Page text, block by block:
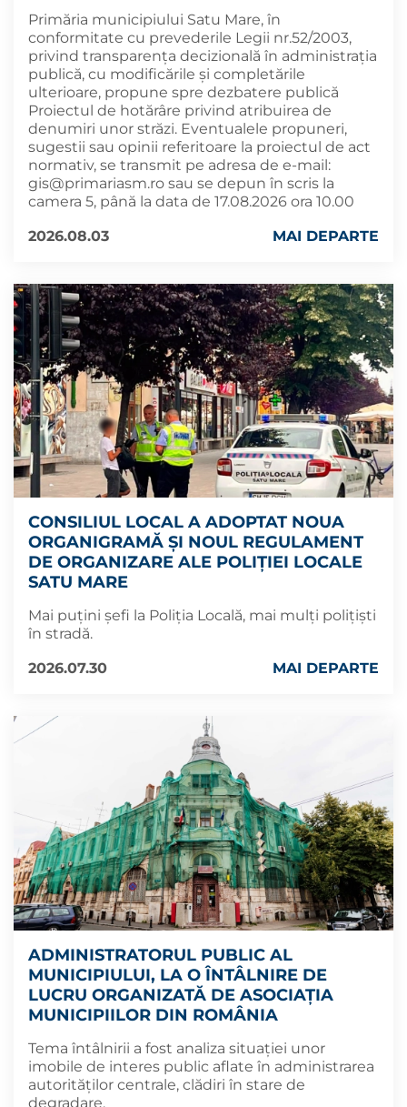
Primăria municipiului Satu Mare, în
conformitate cu prevederile Legii nr.52/2003,
privind transparența decizională în administrația
publică, cu modificările și completările
ulterioare, propune spre dezbatere publică
Proiectul de hotărâre privind atribuirea de
denumiri unor străzi. Eventualele propuneri,
sugestii sau opinii referitoare la proiectul de act
normativ, se transmit pe adresa de e-mail:
gis@primariasm.ro sau se depun în scris la
camera 5, până la data de 17.08.2026 ora 10.00
2026.08.03
MAI DEPARTE
CONSILIUL LOCAL A ADOPTAT NOUA
ORGANIGRAMĂ ȘI NOUL REGULAMENT
DE ORGANIZARE ALE POLIȚIEI LOCALE
SATU MARE
Mai puțini șefi la Poliția Locală, mai mulți polițiști
în stradă.
2026.07.30
MAI DEPARTE
ADMINISTRATORUL PUBLIC AL
MUNICIPIULUI, LA O ÎNTÂLNIRE DE
LUCRU ORGANIZATĂ DE ASOCIAȚIA
MUNICIPIILOR DIN ROMÂNIA
Tema întâlnirii a fost analiza situației unor
imobile de interes public aflate în administrarea
autorităților centrale, clădiri în stare de
degradare.